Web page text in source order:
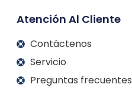
Atención Al Cliente
Contáctenos
Servicio
Preguntas frecuentes